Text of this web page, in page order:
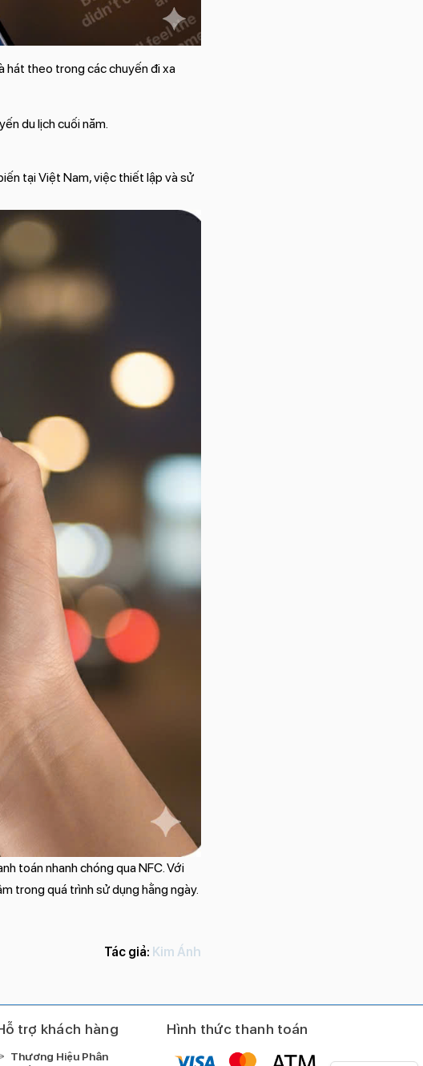
hát theo trong các chuyến đi xa
du lịch cuối năm.
tại Việt Nam, việc thiết lập và sử
toán nhanh chóng qua NFC. Với
trong quá trình sử dụng hằng ngày.
Tác giả: Kim Ánh
trợ khách hàng
Thương Hiệu Phân
Hình thức thanh toán